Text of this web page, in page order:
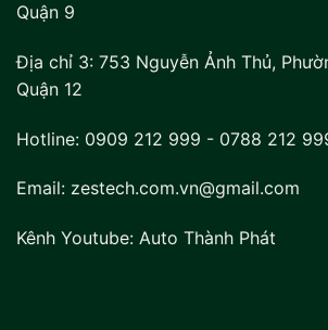
Quận 9
Địa chỉ 3: 753 Nguyễn Ảnh Thủ,
Quận 12
Hotline: 0909 212 999 - 0788 212
Email: zestech.com.vn@gmail.com
Kênh Youtube: Auto Thành Phát